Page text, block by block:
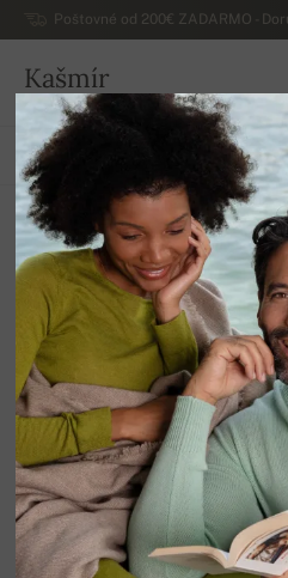
Poštovné od 200€ ZADARMO -
Kašmír
SLOVENSKO
Hrubé zimné
12 Zoradiť
VŠETKO